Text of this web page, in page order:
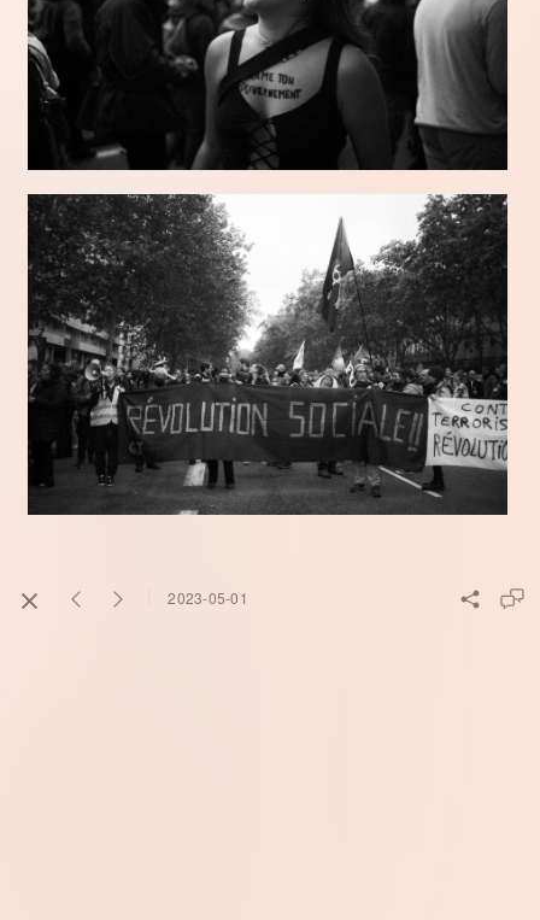
2023-05-01